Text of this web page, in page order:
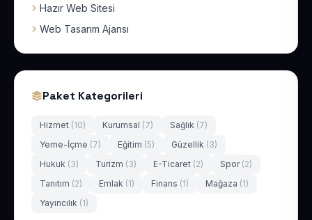
Hazır Web Sitesi
Web Tasarım Ajansı
Paket Kategorileri
Hizmet (10) Kurumsal (7) Sağlık (7)
Yeme-İçme (7) Eğitim (5) Güzellik (3)
Hukuk (3) Turizm (3) E-Ticaret (2) Spor (2)
Tanıtım (2) Emlak (1) Finans (1) Mağaza (1)
Yayıncılık (1)